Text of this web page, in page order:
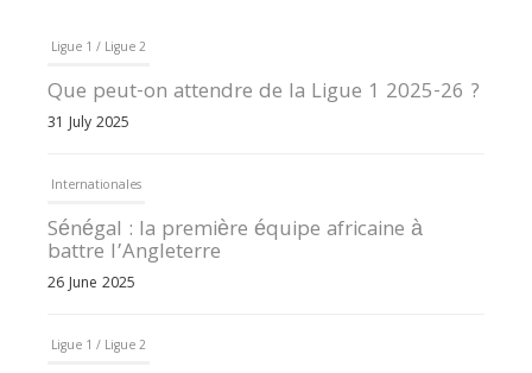
Ligue 1 / Ligue 2
Que peut-on attendre de la Ligue 1 2025-26 ?
31 July 2025
Internationales
Sénégal : la première équipe africaine à
battre l’Angleterre
26 June 2025
Ligue 1 / Ligue 2